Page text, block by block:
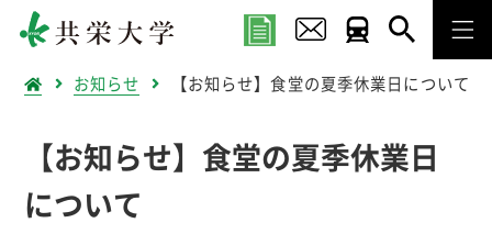
お知らせ 【お知らせ】食堂の夏季休業日について
【お知らせ】食堂の夏季休業日
について